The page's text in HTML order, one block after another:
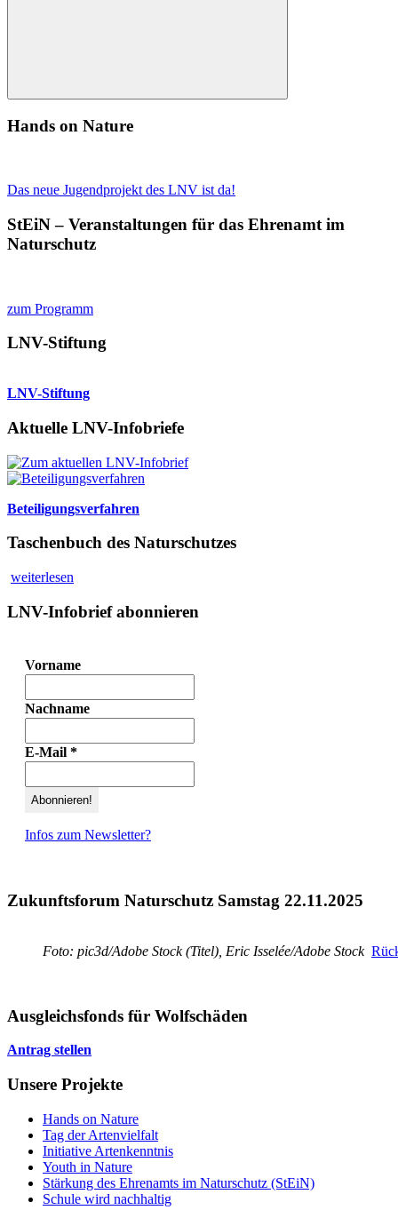
Suchen
Hands on Nature
Das neue Jugendprojekt des LNV ist da!
StEiN – Veranstaltungen für das Ehrenamt im
Naturschutz
zum Programm
LNV-Stiftung
LNV-Stiftung
Aktuelle LNV-Infobriefe
Beteiligungsverfahren
Taschenbuch des Naturschutzes
weiterlesen
LNV-Infobrief abonnieren
Vorname
Nachname
E-Mail *
Infos zum Newsletter?
Zukunftsforum Naturschutz Samstag 22.11.2025
Foto: pic3d/Adobe Stock (Titel), Eric Isselée/Adobe Stock
Ausgleichsfonds für Wolfschäden
Antrag stellen
Unsere Projekte
Hands on Nature
Tag der Artenvielfalt
Initiative Artenkenntnis
Youth in Nature
Stärkung des Ehrenamts im Naturschutz (StEiN)
Schule wird nachhaltig